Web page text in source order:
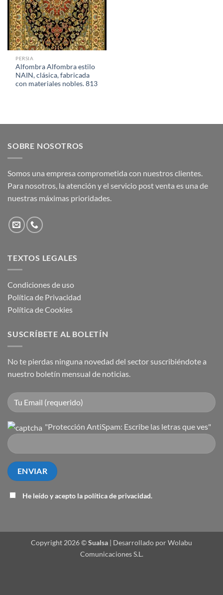
PERSIA
Alfombra Alfombra estilo
NAIN, clásica, fabricada
con materiales nobles. 813
SOBRE NOSOTROS
Somos una empresa comprometida con nuestros clientes.
Para nosotros, la atención y el servicio post venta es una de
nuestras máximas prioridades.
TEXTOS LEGALES
Condiciones de uso
Política de Privacidad
Política de Cookies
SUSCRÍBETE AL BOLETÍN
No te pierdas ninguna novedad del sector suscribiéndote a
nuestro boletín mensual de noticias.
"Protección AntiSpam: Escribe las letras que ves"
He leído y acepto la política de privacidad.
Copyright 2026 ©Sualsa | Desarrollado por Wolabu
Comunicaciones S.L.